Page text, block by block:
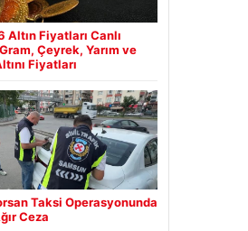
Altın Fiyatları Canlı
Çeyrek, Yarım ve
Fiyatları
Taksi Operasyonunda
Ceza